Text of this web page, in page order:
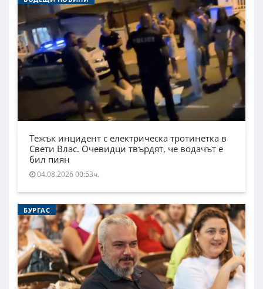
Тежък инцидент с електрическа тротинетка в
Свети Влас. Очевидци твърдят, че водачът е
бил пиян
04.08.2026 00:53ч.
БУРГАС